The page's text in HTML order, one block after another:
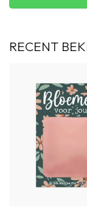
RECENT